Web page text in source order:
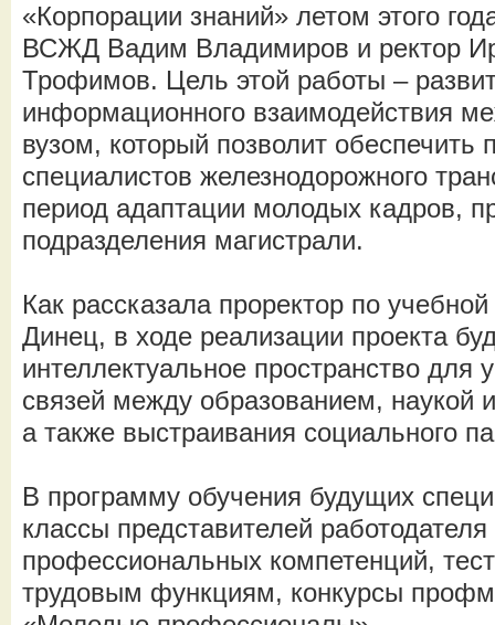
«Корпорации знаний» летом этого
ВСЖД Вадим Владимиров и ректор
Трофимов. Цель этой работы –
информационного взаимодействия
вузом, который позволит обеспечить
специалистов железнодорожного
период адаптации молодых кадров,
подразделения магистрали.
Как рассказала проректор по
Динец, в ходе реализации проекта
интеллектуальное пространство для
связей между образованием, наукой
а также выстраивания социального
В программу обучения будущих
классы представителей
профессиональных компетенций,
трудовым функциям, конкурсы